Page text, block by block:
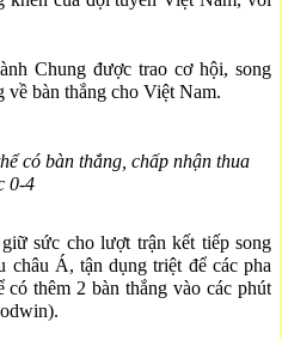
Chung được trao cơ hội, song
về bàn thắng cho Việt Nam.
có bàn thắng, chấp nhận thua
0-4
sức cho lượt trận kết tiếp song
châu Á, tận dụng triệt để các pha
thêm 2 bàn thắng vào các phút